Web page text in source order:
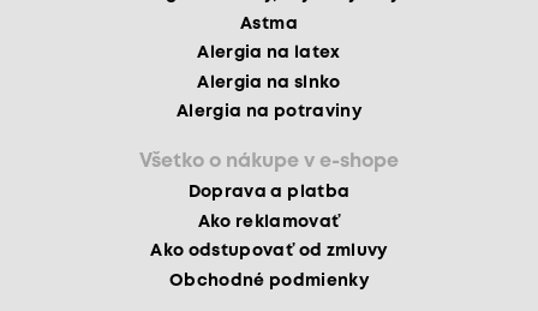
Astma
Alergia na latex
Alergia na slnko
Alergia na potraviny
Všetko o nákupe v e-shope
Doprava a platba
Ako reklamovať
Ako odstupovať od zmluvy
Obchodné podmienky